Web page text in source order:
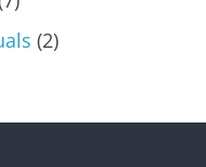
(2)